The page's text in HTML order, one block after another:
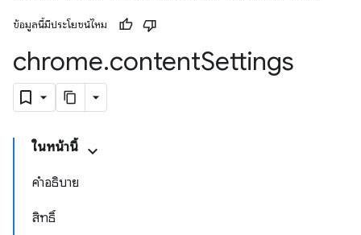
ข้อมูลนี้มีประโยชน์ไหม
chrome.contentSettings
ในหน้านี้
คำอธิบาย
สิทธิ์